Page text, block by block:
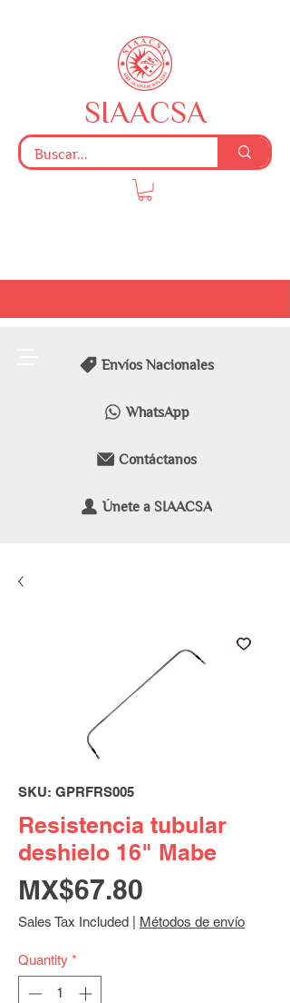
Envíos Nacionales
WhatsApp
Contáctanos
Únete a SIAACSA
SIAACSA
SKU: GPRFRS005
Resistencia tubular
deshielo 16" Mabe
MX$67.80
Sales Tax Included Métodos de envío
Quantity *